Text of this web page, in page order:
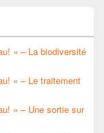
» – La biodiversité
» – Le traitement
» – Une sortie sur